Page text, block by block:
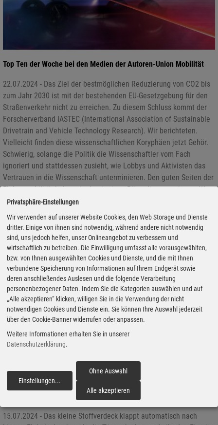
Top Ten der Woche bei den Medien der Autoren-Union Mobilität
22.07.2024 - Das Ziel der bestmöglichen Reduzierung von CO2 bis
zum Jahr 2030 ist mit der bestehenden EU-Gesetzgebung für den
Straßenverkehr nicht zu erreichen. Zu diesem Schluss kommt der
Forscherverband IASTEC (International Association of Sustainable
Drivetrain and Vehicle Technology Research). Wir berichteten.
Vielleicht finden diese wissenschaftlichen Koryphäen jetzt Gehör.
Schwierig, solange die Politik die Wissenschaftler vom Fach
ignoriert und stattdessen zusieht, wie Lobbys und Aktivisten das
Vertrauen in die Wissenschaft unterminieren. Den guten Seiten der
Elektromobilität haben sie damit einen Bärendienst erwiesen. Was
zu beweisen ist.
Fahrbericht MG Cyberster: So geht Roadster
15.07.2024 - Das kleine Stoffverdeck klappt automatisch nach
Privatsphäre-Einstellungen
Wir verwenden auf unserer Website Cookies, den Web Storage und Dienste
dritter. Einige von ihnen sind notwendig, während andere nicht notwendig
sind, uns jedoch helfen, unser Onlineangebot zu verbessern und
wirtschaftlich zu betreiben. Die Einwilligung umfasst alle vorausgewählten,
bzw. von Ihnen ausgewählten Cookies und Dienste, und die mit Ihnen
verbundene Speicherung von Informationen auf Ihrem Endgerät sowie
deren anschließendes Auslesen und die folgende Verarbeitung
personenbezogener Daten. Indem Sie die Kategorien auswählen und auf
„Alle akzeptieren“ klicken, willigen Sie in die Verwendung der nicht
notwendigen Cookies und Dienste ein. Sie können Ihre Auswahl jederzeit
über den Cookie-Banner widerrufen oder anpassen.
Weitere Informationen erhalten Sie in unserer
Datenschutzerklärung.
Einstellungen...
Ohne Auswahl
Alle akzeptieren